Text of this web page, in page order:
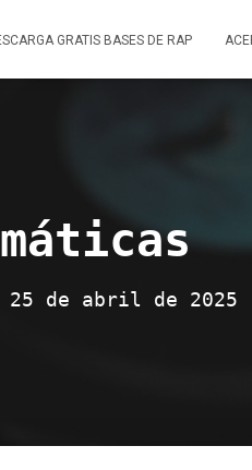
GRATIS BASES DE RAP
25 de abril de 2025